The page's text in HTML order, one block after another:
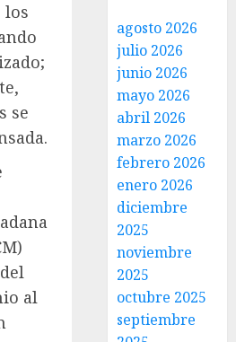
los
se
al
agosto 2026
julio 2026
junio 2026
mayo 2026
abril 2026
marzo 2026
febrero 2026
enero 2026
diciembre
2025
noviembre
2025
octubre 2025
septiembre